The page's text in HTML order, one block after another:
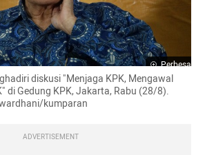
Perbesar
diskusi "Menjaga KPK, Mengawal
di Gedung KPK, Jakarta, Rabu (28/8).
kumparan
ADVERTISEMENT